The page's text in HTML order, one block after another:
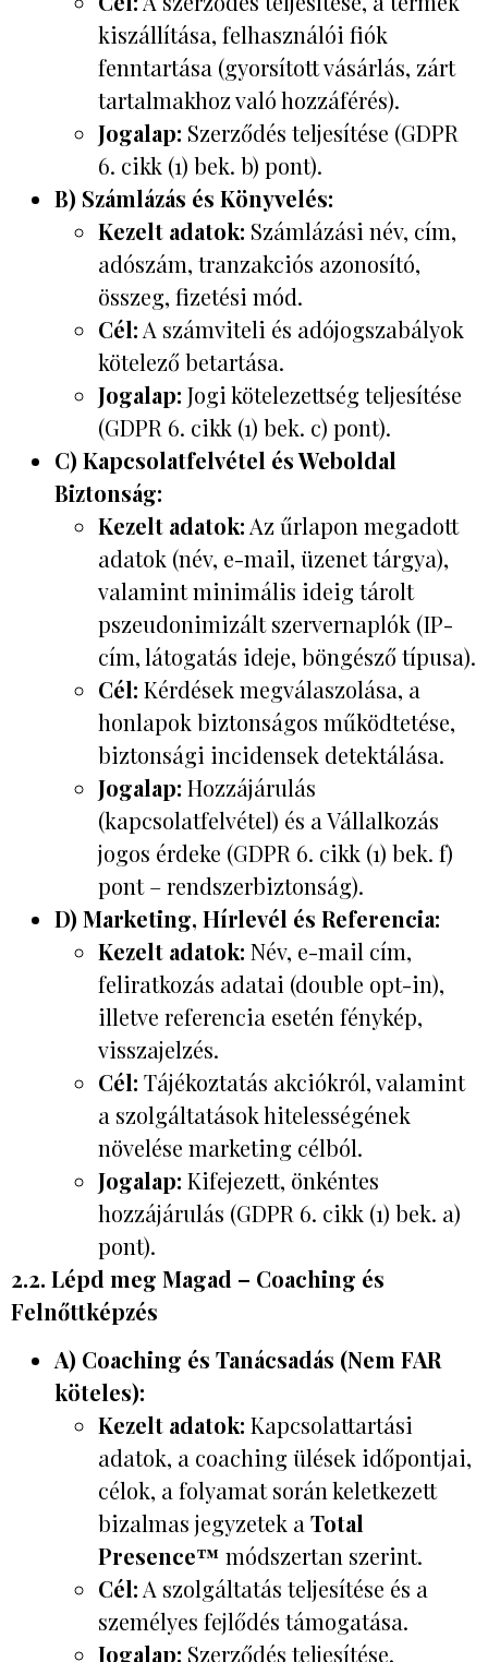
kiszállítása, felhasználói fiók
fenntartása (gyorsított vásárlás, zárt
tartalmakhoz való hozzáférés).
Jogalap: Szerződés teljesítése (GDPR
6. cikk (1) bek. b) pont).
B) Számlázás és Könyvelés:
Kezelt adatok: Számlázási név, cím,
adószám, tranzakciós azonosító,
összeg, fizetési mód.
Cél: A számviteli és adójogszabályok
kötelező betartása.
Jogalap: Jogi kötelezettség teljesítése
(GDPR 6. cikk (1) bek. c) pont).
C) Kapcsolatfelvétel és Weboldal
Biztonság:
Kezelt adatok: Az űrlapon megadott
adatok (név, e-mail, üzenet tárgya),
valamint minimális ideig tárolt
pszeudonimizált szervernaplók (IP-
cím, látogatás ideje, böngésző típusa).
Cél: Kérdések megválaszolása, a
honlapok biztonságos működtetése,
biztonsági incidensek detektálása.
Jogalap: Hozzájárulás
(kapcsolatfelvétel) és a Vállalkozás
jogos érdeke (GDPR 6. cikk (1) bek. f)
pont – rendszerbiztonság).
D) Marketing, Hírlevél és Referencia:
Kezelt adatok: Név, e-mail cím,
feliratkozás adatai (double opt-in),
illetve referencia esetén fénykép,
visszajelzés.
Cél: Tájékoztatás akciókról, valamint
a szolgáltatások hitelességének
növelése marketing célból.
Jogalap: Kifejezett, önkéntes
hozzájárulás (GDPR 6. cikk (1) bek. a)
pont).
2.2. Lépd meg Magad – Coaching és
Felnőttképzés
A) Coaching és Tanácsadás (Nem FAR
köteles):
Kezelt adatok: Kapcsolattartási
adatok, a coaching ülések időpontjai,
célok, a folyamat során keletkezett
bizalmas jegyzetek a Total
Presence™ módszertan szerint.
Cél: A szolgáltatás teljesítése és a
személyes fejlődés támogatása.
Jogalap: Szerződés teljesítése.